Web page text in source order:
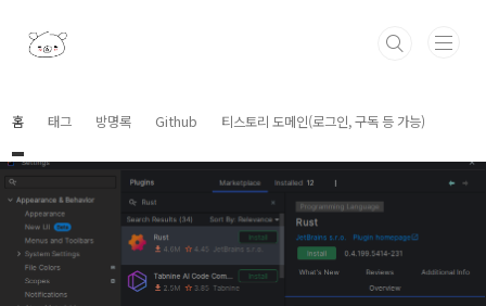
홈 태그 방명록 Github 티스토리 도메인(로그인, 구독 등 가능)